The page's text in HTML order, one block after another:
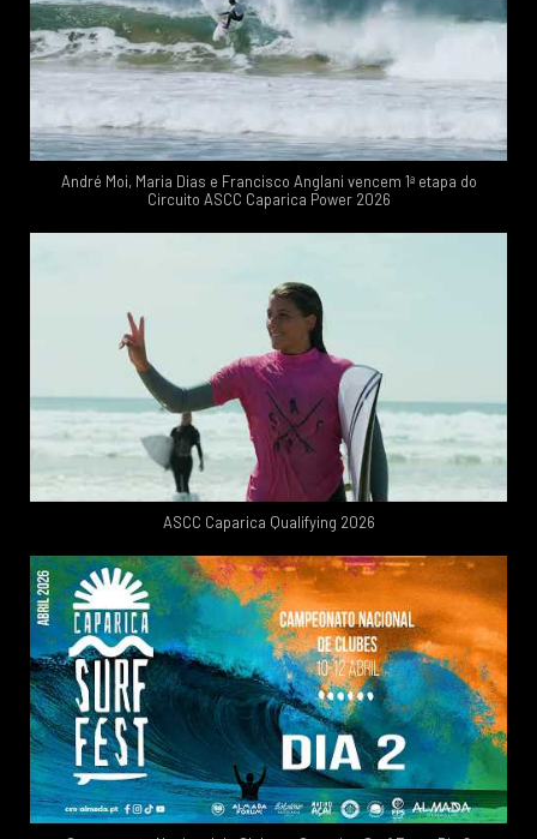
André Moi, Maria Dias e Francisco Anglani vencem 1ª etapa do
Circuito ASCC Caparica Power 2026
ASCC Caparica Qualifying 2026